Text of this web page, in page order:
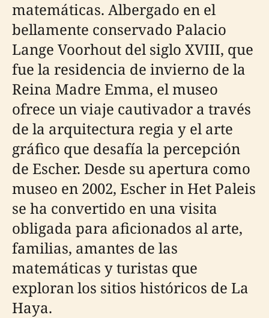
matemáticas. Albergado en el
bellamente conservado Palacio
Lange Voorhout del siglo XVIII, que
fue la residencia de invierno de la
Reina Madre Emma, el museo
ofrece un viaje cautivador a través
de la arquitectura regia y el arte
gráfico que desafía la percepción
de Escher. Desde su apertura como
museo en 2002, Escher in Het Paleis
se ha convertido en una visita
obligada para aficionados al arte,
familias, amantes de las
matemáticas y turistas que
exploran los sitios históricos de La
Haya.